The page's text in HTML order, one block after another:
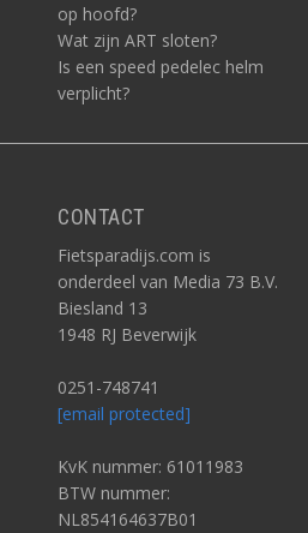
op hoofd?
Wat zijn ART sloten?
Is een speed pedelec helm
verplicht?
CONTACT
Fietsparadijs.com is
onderdeel van Media 73 B.V.
Biesland 13
1948 RJ Beverwijk
0251-748741
[email protected]
KvK nummer: 61011983
BTW nummer:
NL854164637B01